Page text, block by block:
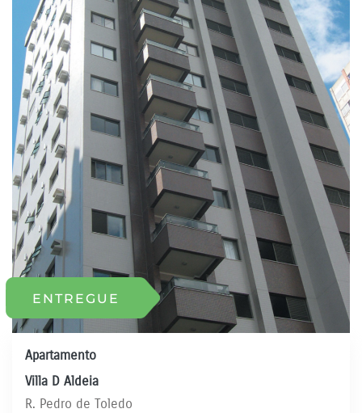
ENTREGUE
Apartamento
Villa D Aldeia
R. Pedro de Toledo